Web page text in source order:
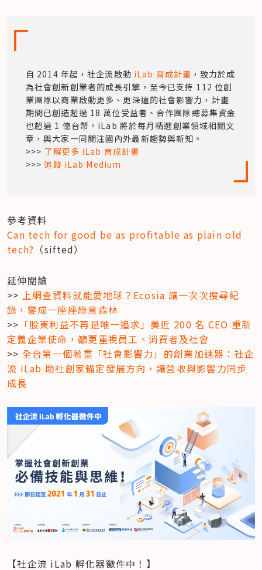
自 2014 年起，社企流啟動 iLab 育成計畫 ，致力於成
為社會創新創業者的成長引擎，至今已支持 112 位創
業團隊以商業啟動更多、更深遠的社會影響力，計畫
期間已創造超過 18 萬位受益者、合作團隊總募集資金
也超過 1 億台幣。iLab 將於每月精選創業領域相關文
章，與大家一同關注國內外最新趨勢與新知。
>>> 了解更多 iLab 育成計畫
>>> 追蹤 iLab Medium
Can tech for good be as profitable as plain old
tech? （sifted）
延伸閱讀
>> 上網查資料就能愛地球？Ecosia 讓一次次搜尋紀
錄，變成一座座綠意森林
>> 「股東利益不再是唯一追求」美近 200 名 CEO 重新
定義企業使命，籲更重視員工、消費者及社會
>> 全台第一個著重「社會影響力」的創業加速器：社企
流 iLab 助社創家錨定發展方向，讓營收與影響力同步
成長
【社企流 iLab 孵化器徵件中！】